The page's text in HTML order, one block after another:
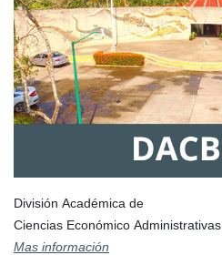
División Académica de
Ciencias Económico Administrativas
Mas información